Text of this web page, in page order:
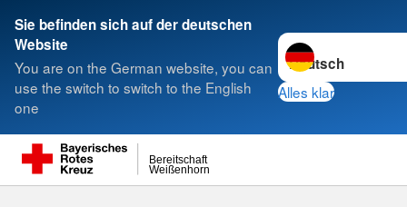
Sie befinden sich auf der deutschen
Website
You are on the German website, you can
use the switch to switch to the English
one
Sprache wechseln
Alles klar
Weißenhorn
Bereitschaft
Suche